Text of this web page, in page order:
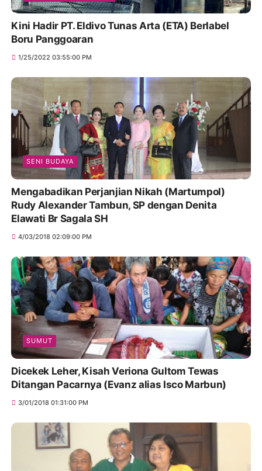
Kini Hadir PT. Eldivo Tunas Arta (ETA) Berlabel
Boru Panggoaran
1/25/2022 03:55:00 PM
SENI BUDAYA
Mengabadikan Perjanjian Nikah (Martumpol)
Rudy Alexander Tambun, SP dengan Denita
Elawati Br Sagala SH
4/03/2018 02:09:00 PM
SUMUT
Dicekek Leher, Kisah Veriona Gultom Tewas
Ditangan Pacarnya (Evanz alias Isco Marbun)
3/01/2018 01:31:00 PM